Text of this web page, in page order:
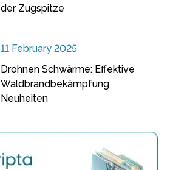
der Zugspitze
11 February 2025
Drohnen Schwärme: Effektive
Waldbrandbekämpfung
Neuheiten